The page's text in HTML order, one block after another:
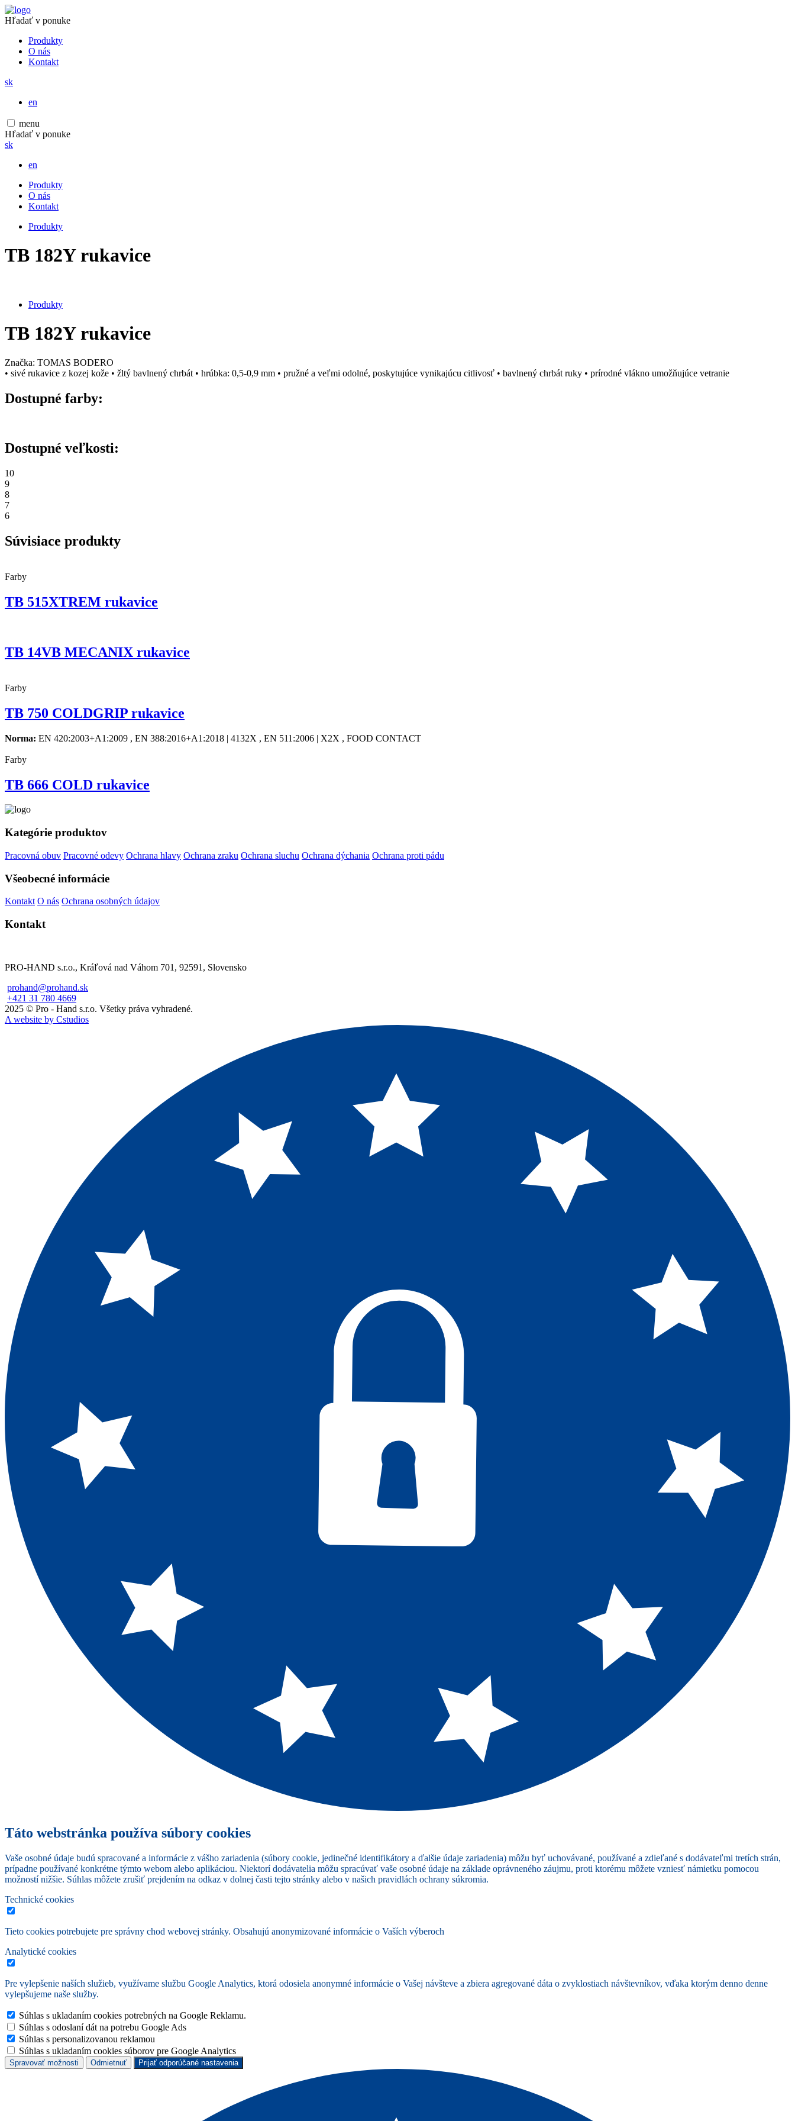
Hľadať v ponuke
Produkty
O nás
Kontakt
sk
en
menu
Hľadať v ponuke
sk
en
Produkty
O nás
Kontakt
Produkty
TB 182Y rukavice
Produkty
TB 182Y rukavice
Značka: TOMAS BODERO
• sivé rukavice z kozej kože • žltý bavlnený chrbát • hrúbka: 0,5-0,9 mm • pružné a veľmi odolné, poskytujúce vynikajúcu citlivosť • bavlnený chrbát ruky • prírodné vlákno umožňujúce vetranie
Dostupné farby:
Dostupné veľkosti:
10
9
8
7
6
Súvisiace produkty
Farby
TB 515XTREM rukavice
TB 14VB MECANIX rukavice
Farby
TB 750 COLDGRIP rukavice
Norma: EN 420:2003+A1:2009 , EN 388:2016+A1:2018 | 4132X , EN 511:2006 | X2X , FOOD CONTACT
Farby
TB 666 COLD rukavice
Kategórie produktov
Pracovná obuv Pracovné odevy Ochrana hlavy Ochrana zraku Ochrana sluchu Ochrana dýchania Ochrana proti pádu
Všeobecné informácie
Kontakt O nás Ochrana osobných údajov
Kontakt
PRO-HAND s.r.o., Kráľová nad Váhom 701, 92591, Slovensko
prohand@prohand.sk
+421 31 780 4669
2025 © Pro - Hand s.r.o. Všetky práva vyhradené.
A website by Cstudios
Táto webstránka používa súbory cookies
Vaše osobné údaje budú spracované a informácie z vášho zariadenia (súbory cookie, jedinečné identifikátory a ďalšie údaje zariadenia) môžu byť uchovávané, používané a zdieľané s dodávateľmi tretích strán,
prípadne používané konkrétne týmto webom alebo aplikáciou. Niektorí dodávatelia môžu spracúvať vaše osobné údaje na základe oprávneného záujmu, proti ktorému môžete vzniesť námietku pomocou
možností nižšie. Súhlas môžete zrušiť prejdením na odkaz v dolnej časti tejto stránky alebo v našich pravidlách ochrany súkromia.
Technické cookies
Tieto cookies potrebujete pre správny chod webovej stránky. Obsahujú anonymizované informácie o Vaších výberoch
Analytické cookies
Pre vylepšenie naších služieb, využívame službu Google Analytics, ktorá odosiela anonymné informácie o Vašej návšteve a zbiera agregované dáta o zvyklostiach návštevníkov, vďaka ktorým denno denne
vylepšujeme naše služby.
Súhlas s ukladaním cookies potrebných na Google Reklamu.
Súhlas s odoslaní dát na potrebu Google Ads
Súhlas s personalizovanou reklamou
Súhlas s ukladaním cookies súborov pre Google Analytics
Spravovať možnosti Odmietnuť Prijať odporúčané nastavenia